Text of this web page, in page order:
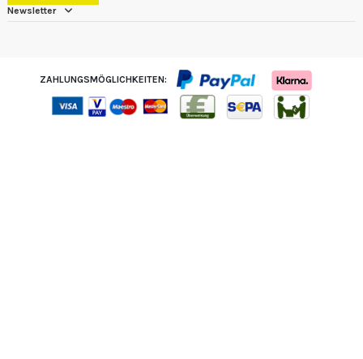
Newsletter
ZAHLUNGSMÖGLICHKEITEN: